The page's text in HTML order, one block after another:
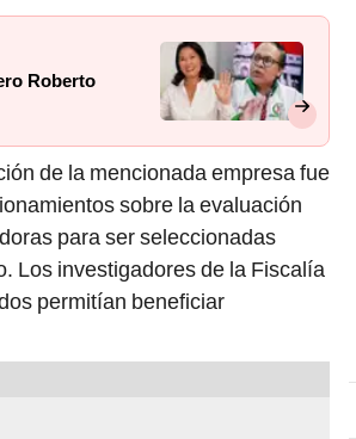
Roberto
de la mencionada empresa fue
sobre la evaluación
para ser seleccionadas
Los investigadores de la Fiscalía
permitían beneficiar